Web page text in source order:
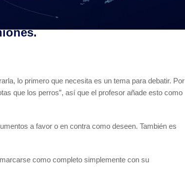
tomar partido en una
lo primero que necesita es un tema para debatir. Por
que los perros”, así que el profesor añade esto como
a favor o en contra como deseen. También es
como completo simplemente con su